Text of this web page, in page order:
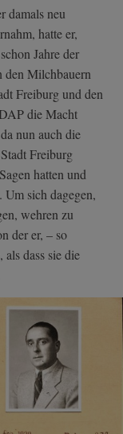
damals neu
hatte er,
Jahre der
den Milchbauern
Freiburg und den
die Macht
nun auch die
Freiburg
hatten und
sich dagegen,
wehren zu
der er, – so
dass sie die